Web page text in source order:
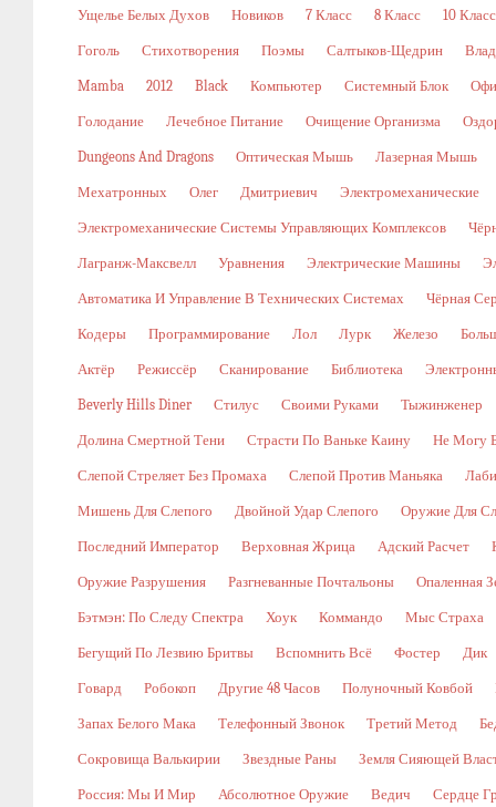
Ущелье Белых Духов Новиков 7 Класс 8 Класс 10 Класс
Гоголь Стихотворения Поэмы Салтыков-Щедрин
Mamba 2012 Black Компьютер Системный Блок
Голодание Лечебное Питание Очищение Организма
Dungeons And Dragons Оптическая Мышь Лазерная Мышь
Мехатронных Олег Дмитриевич Электромеханические
Электромеханические Системы Управляющих Комплексов
Лагранж-Максвелл Уравнения Электрические Машины
Автоматика И Управление В Технических Системах Чёрная
Кодеры Программирование Лол Лурк Железо
Актёр Режиссёр Сканирование Библиотека
Beverly Hills Diner Стилус Своими Руками Тыжинженер
Долина Смертной Тени Страсти По Ваньке Каину Не Могу
Слепой Стреляет Без Промаха Слепой Против Маньяка
Мишень Для Слепого Двойной Удар Слепого Оружие Для
Последний Император Верховная Жрица Адский Расчет
Оружие Разрушения Разгневанные Почтальоны Опаленная
Бэтмэн: По Следу Спектра Хоук Коммандо Мыс Страха
Бегущий По Лезвию Бритвы Вспомнить Всё Фостер Дик
Говард Робокоп Другие 48 Часов Полуночный Ковбой
Запах Белого Мака Телефонный Звонок Третий Метод
Сокровища Валькирии Звездные Раны Земля Сияющей
Россия: Мы И Мир Абсолютное Оружие Ведич Сердце